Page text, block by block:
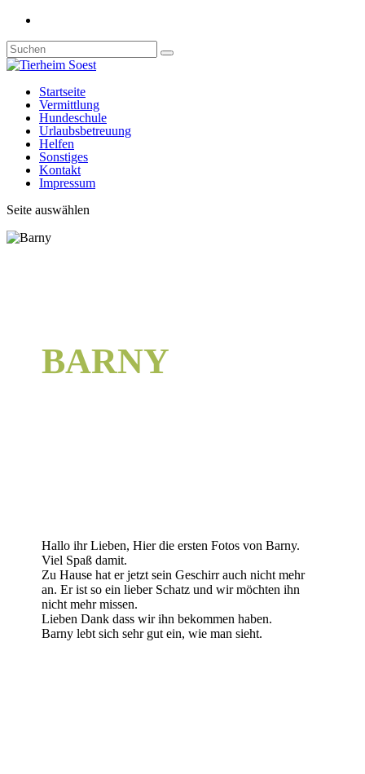
Startseite
Vermittlung
Hundeschule
Urlaubsbetreuung
Helfen
Sonstiges
Kontakt
Impressum
Seite auswählen
BARNY
Hallo ihr Lieben, Hier die ersten Fotos von Barny.
Viel Spaß damit.
Zu Hause hat er jetzt sein Geschirr auch nicht mehr
an. Er ist so ein lieber Schatz und wir möchten ihn
nicht mehr missen.
Lieben Dank dass wir ihn bekommen haben.
Barny lebt sich sehr gut ein, wie man sieht.